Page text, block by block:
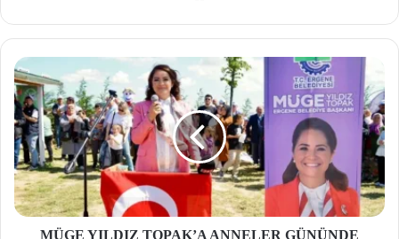
site
si
MÜGE YILDIZ TOPAK’A ANNELER GÜNÜNDE